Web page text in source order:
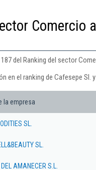
Comercio
del Ranking del sector
en el ranking de Cafesepe Sl.
la empresa
SL.
SL.
AMANECER S.L.